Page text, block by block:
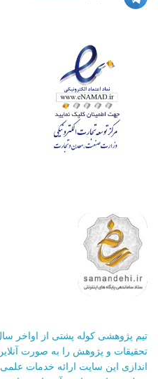
تحقیقات و پژوهش را به صورت
اندازی این سایت ارائه خدمات